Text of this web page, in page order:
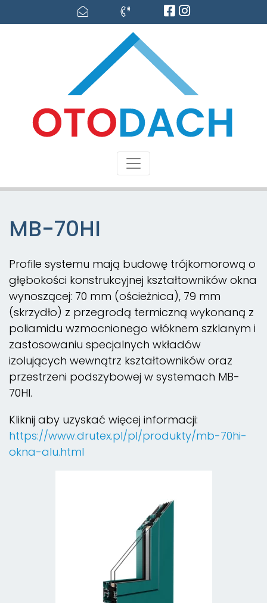
MB-70HI
Profile systemu mają budowę trójkomorową o
głębokości konstrukcyjnej kształtowników okna
wynoszącej: 70 mm (ościeżnica), 79 mm
(skrzydło) z przegrodą termiczną wykonaną z
poliamidu wzmocnionego włóknem szklanym i
zastosowaniu specjalnych wkładów
izolujących wewnątrz kształtowników oraz
przestrzeni podszybowej w systemach MB-
70HI.
Kliknij aby uzyskać więcej informacji:
https://www.drutex.pl/pl/produkty/mb-70hi-
okna-alu.html